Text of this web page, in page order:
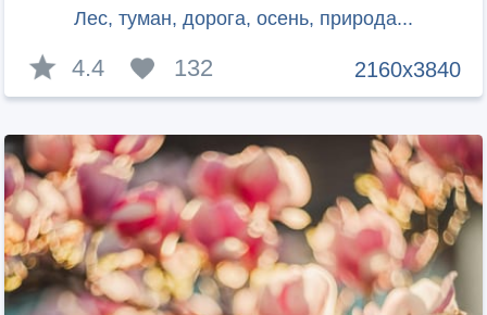
Лес, туман, дорога, осень, природа...
2160x3840
4.4 132